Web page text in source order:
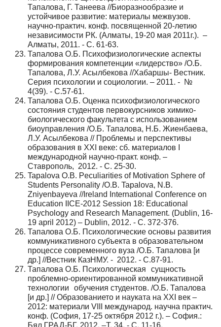
Тапалова, Г. Танеева //Биоразнообразие и
устойчивое развитие: материалы межвузов.
научно-практич. конф. посвященной 20-летию
независимости РК. (Алматы, 19-20 мая 2011г.). –
Алматы, 2011. - С. 61-63.
Тапалова О.Б. Психофизиологические аспекты
формирования компетенции «лидерство» /О.Б.
Тапалова, Л.У. Асылбекова //Хабаршы- Вестник.
Серия психологии и социологии. – 2011. - №
4(39). - С.57-61.
Тапалова О.Б. Оценка психофизиологического
состояния студентов первокурсников химико-
биологического факультета с использованием
биоуправления /О.Б. Тапалова, Н.Б. Жиенбаева,
Л.У. Асылбекова // Проблемы и перспективы
образования в XXI веке: сб. материалов I
международной научно-практ. конф. –
Ставрополь, 2012. - С. 25-30.
Tapalova O.B. Peculiarities of Motivation Sphere of
Students Personality /О.B. Tapalova, N.B.
Zniyenbayeva //Ireland International Conference on
Education IICE-2012 Session 18: Educational
Psychology and Research Management. (Dublin, 16-
19 april 2012) – Dublin, 2012. - С. 372-376.
Тапалова О.Б. Психологические основы развития
коммуникативного субъекта в образовательном
процессе современного вуза /О.Б. Тапалова [и
др.] //Вестник КазНМУ. - 2012. - С.87-91.
Тапалова О.Б. Психологическая сущность
проблемно-ориентированной коммуникативной
технологии обучения студентов. /О.Б. Тапалова
[и др.] // Образованието и науката на XXI век –
2012: материали VIII международ. научна практич.
конф. (София, 17-25 октября 2012 г.). – София.:
Бял ГРАД-БГ, 2012. –Т. 34. - С. 11-16.